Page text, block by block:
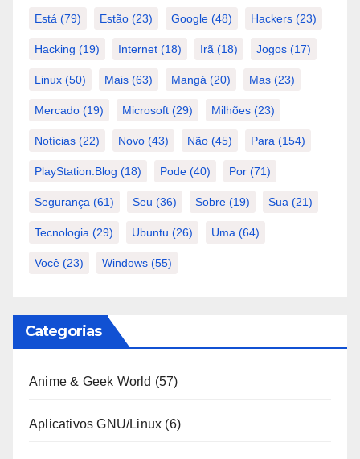
Está (79) Estão (23) Google (48) Hackers (23)
Hacking (19) Internet (18) Irã (18) Jogos (17)
Linux (50) Mais (63) Mangá (20) Mas (23)
Mercado (19) Microsoft (29) Milhões (23)
Notícias (22) Novo (43) Não (45) Para (154)
PlayStation.Blog (18) Pode (40) Por (71)
Segurança (61) Seu (36) Sobre (19) Sua (21)
Tecnologia (29) Ubuntu (26) Uma (64)
Você (23) Windows (55)
Categorias
Anime & Geek World (57)
Aplicativos GNU/Linux (6)